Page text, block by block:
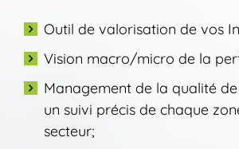
Outil de valorisation de vos
Vision macro/micro de la
Management de la qualité
un suivi précis de chaque
secteur;